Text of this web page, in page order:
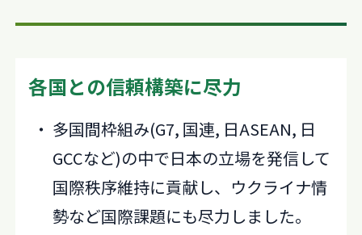
各国との信頼構築に尽力
多国間枠組み(G7, 国連, 日ASEAN, 日
GCCなど)の中で日本の立場を発信して
国際秩序維持に貢献し、ウクライナ情
勢など国際課題にも尽力しました。